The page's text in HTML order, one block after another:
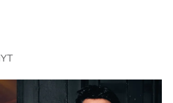
kerjayanya.
rezeki ini dan terima
sentiasa menyokong saya
Korang tak tahu betapa
buat saya,” tambahnya.